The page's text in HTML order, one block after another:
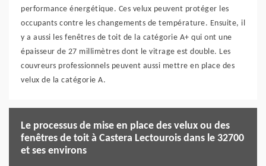
performance énergétique. Ces velux peuvent protéger les
occupants contre les changements de température. Ensuite, il
y a aussi les fenêtres de toit de la catégorie A+ qui ont une
épaisseur de 27 millimètres dont le vitrage est double. Les
couvreurs professionnels peuvent aussi mettre en place des
velux de la catégorie A.
Le processus de mise en place des velux ou des
fenêtres de toit à Castera Lectourois dans le 32700
et ses environs